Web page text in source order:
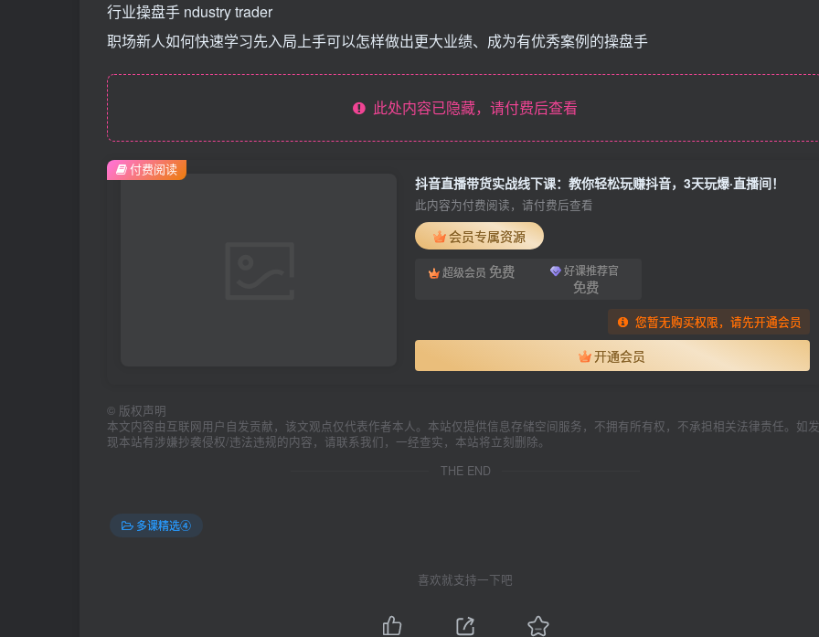
行业操盘手 ndustry trader
职场新人如何快速学习先入局上手可以怎样做出更大业绩、成为有优秀案例的操盘手
此处内容已隐藏，请付费后查看
抖音直播带货实战线下课：教你轻松玩赚抖音，3天玩爆·直播间！
此内容为付费阅读，请付费后查看
会员专属资源
超级会员 免费 好课推荐官
免费
您暂无购买权限，请先开通会员
开通会员
付费阅读
© 版权声明
本文内容由互联网用户自发贡献，该文观点仅代表作者本人。本站仅提供信息存储空间服务，不拥有所有权，不承担相关法律责任。如发
现本站有涉嫌抄袭侵权/违法违规的内容，请联系我们，一经查实，本站将立刻删除。
THE END
多课精选④
喜欢就支持一下吧